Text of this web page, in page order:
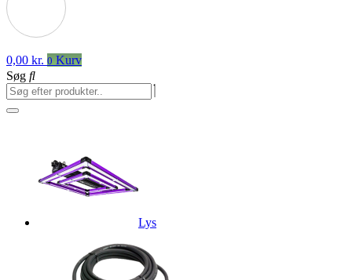
0,00 kr. 0 Kurv
Søg
Lys